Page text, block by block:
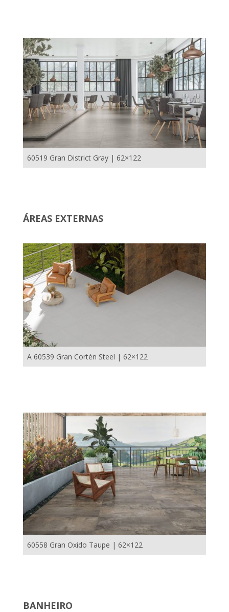
60519 Gran District Gray | 62×122
ÁREAS EXTERNAS
A 60539 Gran Cortén Steel | 62×122
60558 Gran Oxido Taupe | 62×122
BANHEIRO